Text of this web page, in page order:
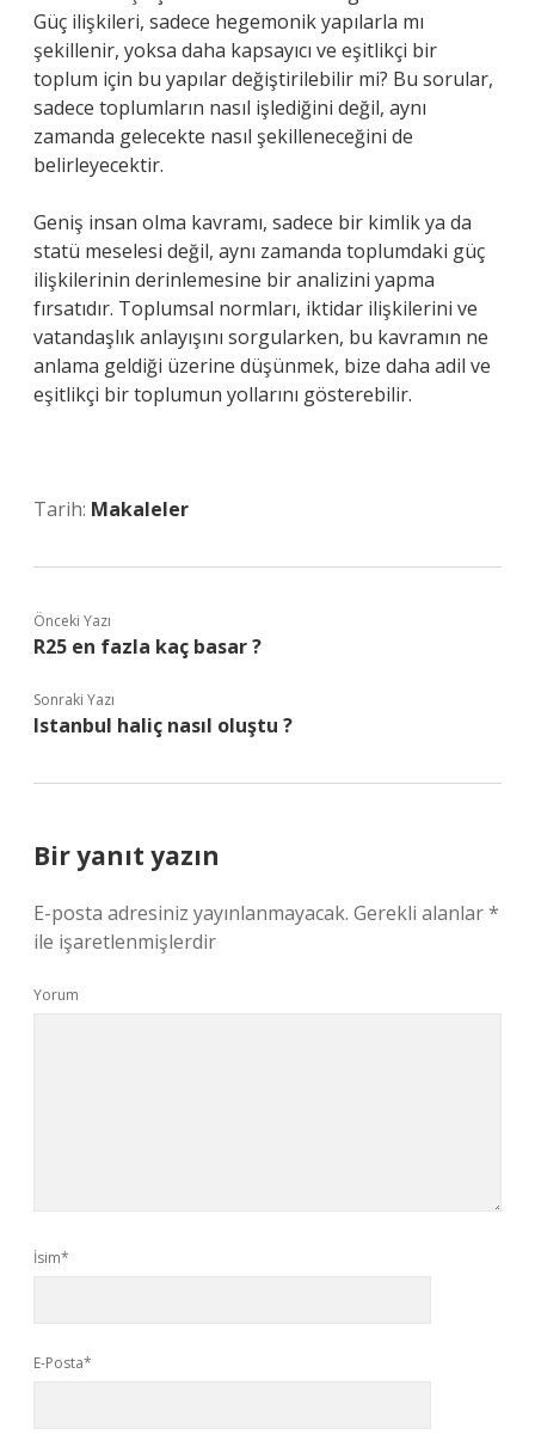
Güç ilişkileri, sadece hegemonik yapılarla mı
şekillenir, yoksa daha kapsayıcı ve eşitlikçi bir
toplum için bu yapılar değiştirilebilir mi? Bu sorular,
sadece toplumların nasıl işlediğini değil, aynı
zamanda gelecekte nasıl şekilleneceğini de
belirleyecektir.
Geniş insan olma kavramı, sadece bir kimlik ya da
statü meselesi değil, aynı zamanda toplumdaki güç
ilişkilerinin derinlemesine bir analizini yapma
fırsatıdır. Toplumsal normları, iktidar ilişkilerini ve
vatandaşlık anlayışını sorgularken, bu kavramın ne
anlama geldiği üzerine düşünmek, bize daha adil ve
eşitlikçi bir toplumun yollarını gösterebilir.
Tarih: Makaleler
Önceki Yazı
R25 en fazla kaç basar ?
Sonraki Yazı
Istanbul haliç nasıl oluştu ?
Bir yanıt yazın
E-posta adresiniz yayınlanmayacak. Gerekli alanlar*
ile işaretlenmişlerdir
Yorum
İsim*
E-Posta*